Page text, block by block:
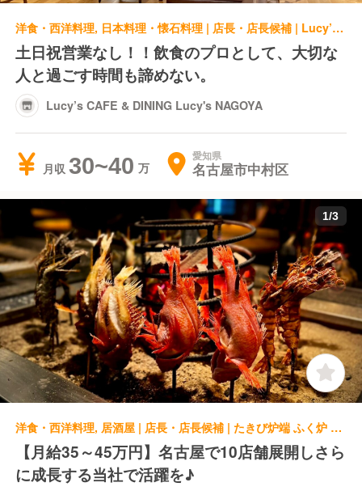
洋食・西洋料理, 日本料理・懐石料理 | 店長・店長候補 | Lucy’s CAFE & DINING Lucy's NAGOYA
土日祝営業なし！！飲食のプロとして、大切な
人と過ごす時間も諦めない。
Lucy’s CAFE & DINING Lucy's NAGOYA
月収 30~40 愛知県
名古屋市中村区
1/3
洋食・西洋料理, 居酒屋 | 店長・店長候補 | たきび炉端 ふく炉 名駅店 たきび炉端 みみずく 名駅店
【月給35～45万円】名古屋で10店舗展開しさら
に成長する当社で活躍を♪